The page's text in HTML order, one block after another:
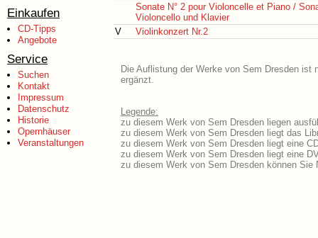
Einkaufen
CD-Tipps
Angebote
Service
Suchen
Kontakt
Impressum
Datenschutz
Historie
Opernhäuser
Veranstaltungen
Sonate N° 2 pour Violoncelle et Piano /
Violoncello und Klavier
V
Violinkonzert Nr.2
Die Auflistung der Werke von Sem Dresden
ergänzt.
Legende:
zu diesem Werk von Sem Dresden liegen
zu diesem Werk von Sem Dresden liegt das
zu diesem Werk von Sem Dresden liegt eine
zu diesem Werk von Sem Dresden liegt eine
zu diesem Werk von Sem Dresden können Sie